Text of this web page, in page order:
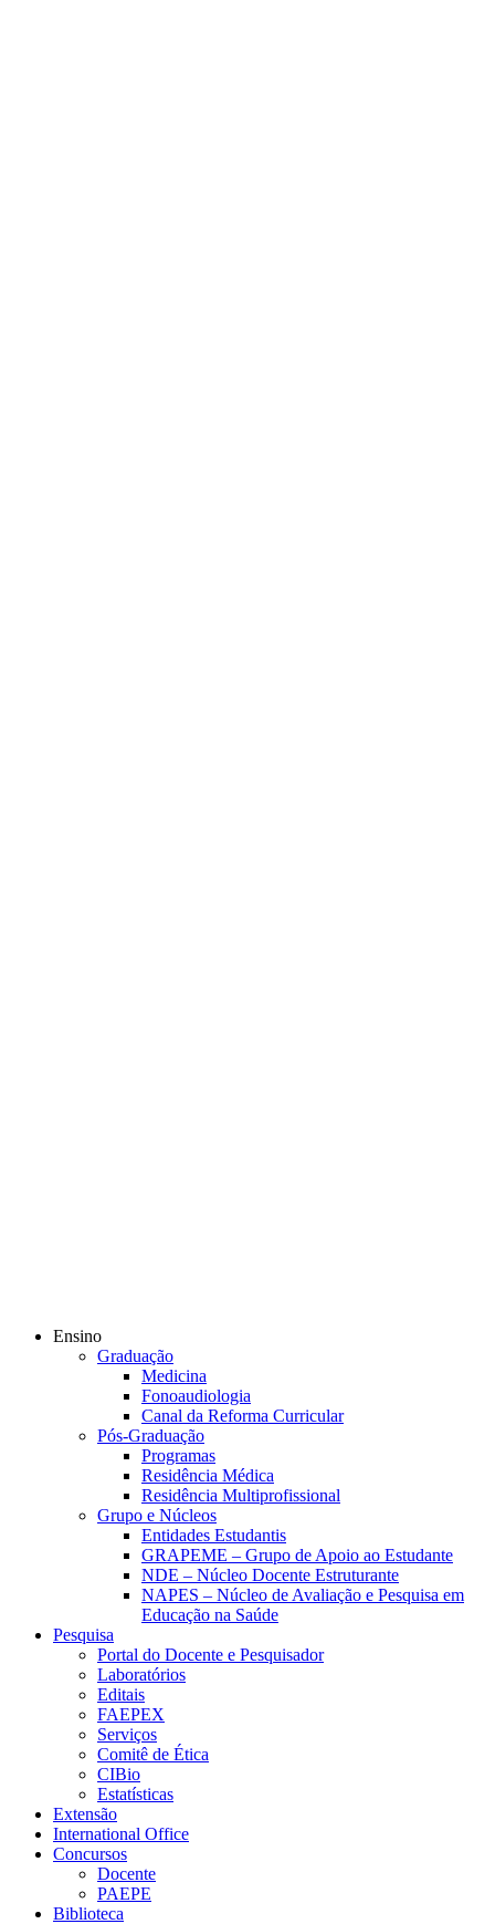
Ensino
Graduação
Medicina
Fonoaudiologia
Canal da Reforma Curricular
Pós-Graduação
Programas
Residência Médica
Residência Multiprofissional
Grupo e Núcleos
Entidades Estudantis
GRAPEME – Grupo de Apoio ao Estudante
NDE – Núcleo Docente Estruturante
NAPES – Núcleo de Avaliação e Pesquisa em
Educação na Saúde
Pesquisa
Portal do Docente e Pesquisador
Laboratórios
Editais
FAEPEX
Serviços
Comitê de Ética
CIBio
Estatísticas
Extensão
International Office
Concursos
Docente
PAEPE
Biblioteca